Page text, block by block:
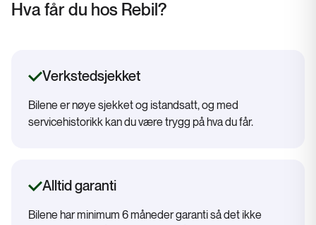
Hva får du hos Rebil?
Verkstedsjekket
Bilene er nøye sjekket og istandsatt, og med
servicehistorikk kan du være trygg på hva du får.
Alltid garanti
Bilene har minimum 6 måneder garanti så det ikke